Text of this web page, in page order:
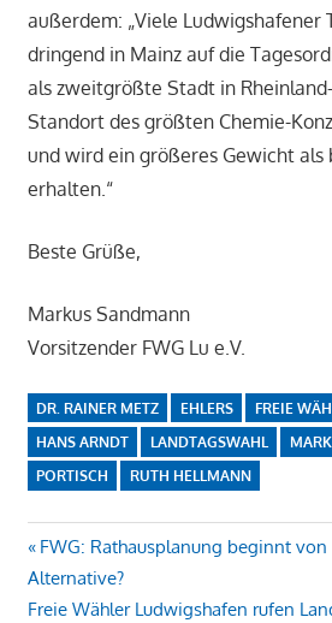
außerdem: „Viele Ludwigshafener
dringend in Mainz auf die
als zweitgrößte Stadt in
Standort des größten Chemie-
und wird ein größeres Gewicht als
erhalten.“
Beste Grüße,
Markus Sandmann
Vorsitzender FWG Lu e.V.
DR. RAINER METZ EHLERS FREIE
HANS ARNDT
LANDTAGSWAHL
PORTISCH
RUTH HELLMANN
Beitragsnavigation
Vorheriger
Beitrag:
FWG: Rathausplanung beginnt
Alternative?
Nächster
Freie Wähler Ludwigshafen rufen